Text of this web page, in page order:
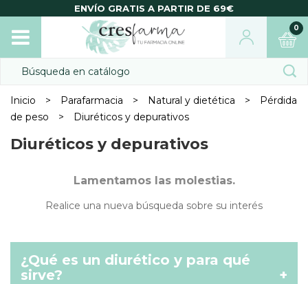
ENVÍO GRATIS A PARTIR DE 69€
0
Inicio Parafarmacia Natural y dietética
Pérdida
de peso
Diuréticos y depurativos
Diuréticos y depurativos
Lamentamos las molestias.
Realice una nueva búsqueda sobre su interés
¿Qué es un diurético y para qué
sirve?
+